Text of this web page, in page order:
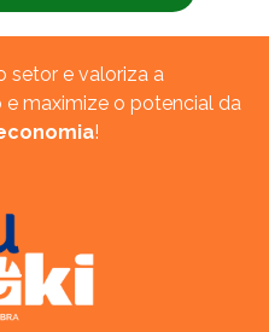
setor e valoriza a
e maximize o potencial da
!